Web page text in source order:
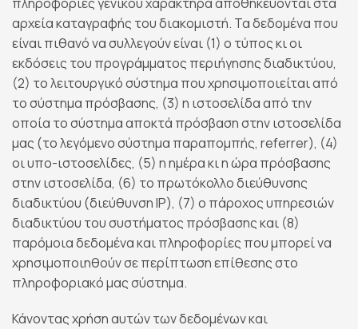
αρχεία καταγραφής του διακομιστή. Τα δεδομένα που
είναι πιθανό να συλλεγούν είναι (1) ο τύπος κι οι
εκδόσεις του προγράμματος περιήγησης διαδικτύου,
(2) το λειτουργικό σύστημα που χρησιμοποιείται από
το σύστημα πρόσβασης, (3) η ιστοσελίδα από την
οποία το σύστημα αποκτά πρόσβαση στην ιστοσελίδα
μας (το λεγόμενο σύστημα παραπομπής, referrer), (4)
οι υπο-ιστοσελίδες, (5) η ημέρα κι η ώρα πρόσβασης
στην ιστοσελίδα, (6) το πρωτόκολλο διεύθυνσης
διαδικτύου (διεύθυνση IP), (7) ο πάροχος υπηρεσιών
διαδικτύου του συστήματος πρόσβασης και (8)
παρόμοια δεδομένα και πληροφορίες που μπορεί να
χρησιμοποιηθούν σε περίπτωση επίθεσης στο
πληροφοριακό μας σύστημα.
Κάνοντας χρήση αυτών των δεδομένων και